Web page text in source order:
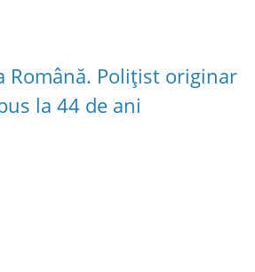
Română. Polițist originar
la 44 de ani